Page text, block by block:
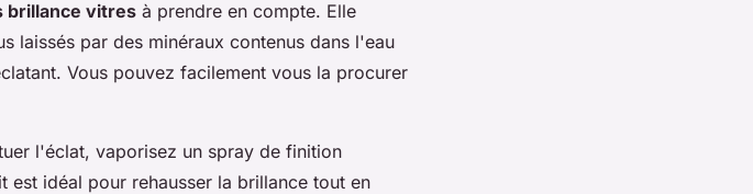
brillance vitres à prendre en compte. Elle
laissés par des minéraux contenus dans l'eau
Vous pouvez facilement vous la procurer
l'éclat, vaporisez un spray de finition
idéal pour rehausser la brillance tout en